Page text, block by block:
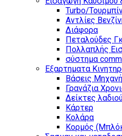
Turbo/
Αντλίες
Διάφορα
Πεταλούδες
Πολλαπλής
σύστημα
Εξαρτηματα
Βάσεις
Γρανάζια
Δείκτες λαδιού
Κάρτερ
Κολάρα
Κορμός